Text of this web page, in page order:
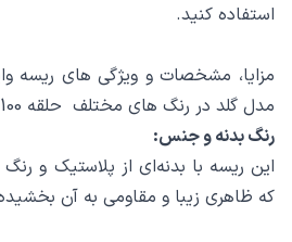
استفاده کنید.
مدل گلد در رنگ های مختلف حلقه 100 متری
رنگ بدنه و جنس:
این ریسه با بدنه‌ای از پلاستیک و
که ظاهری زیبا و مقاومی به آن